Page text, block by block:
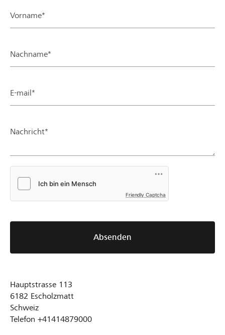
Vorname*
Nachname*
E-mail*
Nachricht*
Friendly Captcha
Absenden
Hauptstrasse 113
6182 Escholzmatt
Schweiz
Telefon +41414879000